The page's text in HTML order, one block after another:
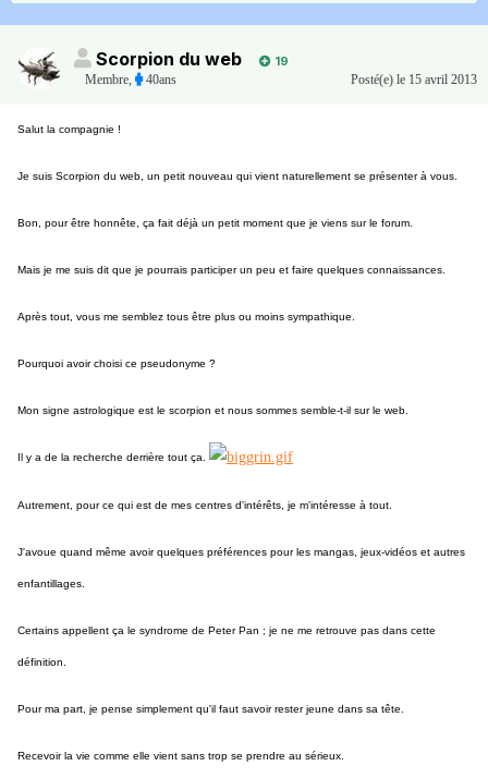
Scorpion du web
19
Membre, 40ans Posté(e) le 15 avril 2013
Salut la compagnie !
Je suis Scorpion du web, un petit nouveau qui vient naturellement se présenter à vous.
Bon, pour être honnête, ça fait déjà un petit moment que je viens sur le forum.
Mais je me suis dit que je pourrais participer un peu et faire quelques connaissances.
Après tout, vous me semblez tous être plus ou moins sympathique.
Pourquoi avoir choisi ce pseudonyme ?
Mon signe astrologique est le scorpion et nous sommes semble-t-il sur le web.
Il y a de la recherche derrière tout ça.
Autrement, pour ce qui est de mes centres d'intérêts, je m'intéresse à tout.
J'avoue quand même avoir quelques préférences pour les mangas, jeux-vidéos et autres
enfantillages.
Certains appellent ça le syndrome de Peter Pan ; je ne me retrouve pas dans cette
définition.
Pour ma part, je pense simplement qu'il faut savoir rester jeune dans sa tête.
Recevoir la vie comme elle vient sans trop se prendre au sérieux.